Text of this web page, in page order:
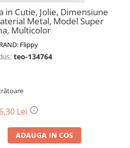
in Cutie, Jolie, Dimensiune
Metal, Model Super
Multicolor
Flippy
teo-134764
Lei
ADAUGA IN COS